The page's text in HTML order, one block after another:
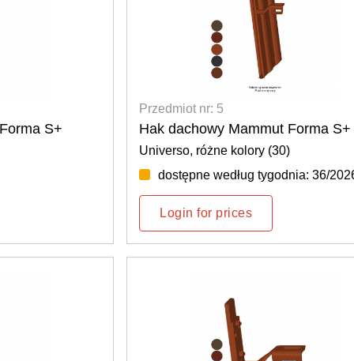
S+
Przedmiot nr: 5
Hak dachowy Mammut Forma S+
Universo, różne kolory (30)
dostępne według tygodnia: 36/
Login for prices